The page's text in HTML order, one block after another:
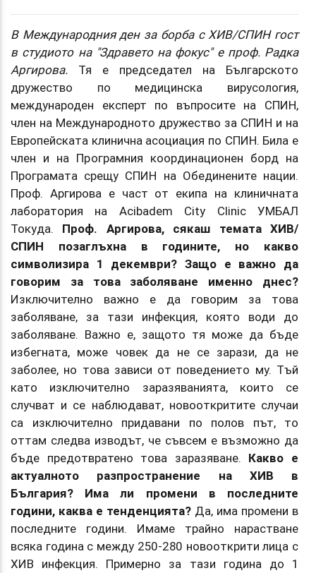
В Международния ден за борба с ХИВ/СПИН гост
в студиото на "Здравето на фокус" е проф. Радка
Аргирова. Тя е председател на Българското
дружество по медицинска вирусология,
международен експерт по въпросите на СПИН,
член на Международното дружество за СПИН и на
Европейската клинична асоциация по СПИН. Била е
член и на Програмния координационен борд на
Програмата срещу СПИН на Обединените нации.
Проф. Аргирова е част от екипа на клиничната
лаборатория на Acibadem City Clinic УМБАЛ
Токуда. Проф. Аргирова, сякаш темата ХИВ/
СПИН позаглъхна в годините, но какво
символизира 1 декември? Защо е важно да
говорим за това заболяване именно днес?
Изключително важно е да говорим за това
заболяване, за тази инфекция, която води до
заболяване. Важно е, защото тя може да бъде
избегната, може човек да не се зарази, да не
заболее, но това зависи от поведението му. Тъй
като изключително заразяванията, които се
случват и се наблюдават, новооткритите случаи
са изключително придавани по полов път, то
оттам следва изводът, че съвсем е възможно да
бъде предотвратено това заразяване. Какво е
актуалното разпространение на ХИВ в
България? Има ли промени в последните
години, каква е тенденцията? Да, има промени в
последните години. Имаме трайно нарастване
всяка година с между 250-280 новооткрити лица с
ХИВ инфекция. Примерно за тази година до 1